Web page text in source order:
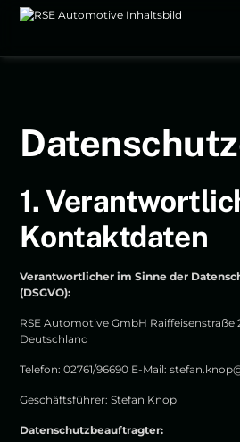
1.
Kontaktdaten
Verantwortlicher im Sinne der
(DSGVO):
RSE Automotive GmbH Raiffeisenstraße
Deutschland
Telefon: 02761/96690 E-Mail:
Geschäftsführer: Stefan Knop
Datenschutzbeauftragter: